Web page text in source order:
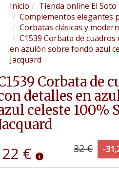
Inicio
Tienda online El Soto
Complementos elegantes
Corbatas clásicas y
C1539 Corbata de cuadros
en azulón sobre fondo azul
Jacquard
Corbata de
detalles en
celeste 100%
22 € 32 € -